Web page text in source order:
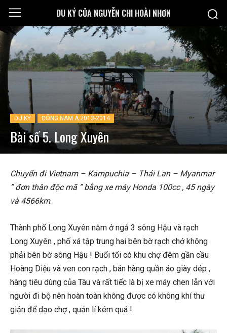
DU KÝ CỦA NGUYỄN CHI HOÀI NHƠN
DU KÝ ĐÔNG NAM Á 2013-2014
Bài số 5. Long Xuyên
Chuyến đi Vietnam – Kampuchia – Thái Lan – Myanmar
” đơn thân độc mã ” bằng xe máy Honda 100cc , 45 ngày
và 4566km.
Thành phố Long Xuyên nằm ở ngả 3 sông Hậu và rạch
Long Xuyên , phố xá tập trung hai bên bờ rạch chớ không
phải bên bờ sông Hậu ! Buổi tối có khu chợ đêm gần cầu
Hoàng Diệu và ven con rạch , bán hàng quần áo giày dép ,
hàng tiêu dùng của Tàu và rất tiếc là bị xe máy chen lẫn với
người đi bộ nên hoàn toàn không được có không khí thư
giản để dạo chợ , quản lí kém quá !